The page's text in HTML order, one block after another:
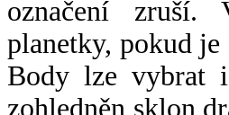
označení zruší.
planetky, pokud
Body lze vybrat
zohledněn sklon